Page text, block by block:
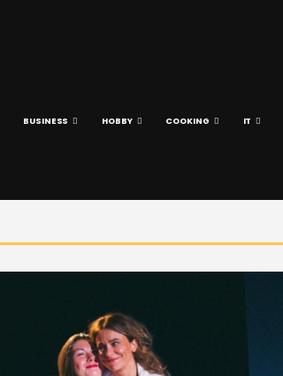
BUSINESS HOBBY COOKING IT